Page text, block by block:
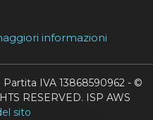
informazioni
IVA 13868590962 - ©
RESERVED. ISP AWS
sito